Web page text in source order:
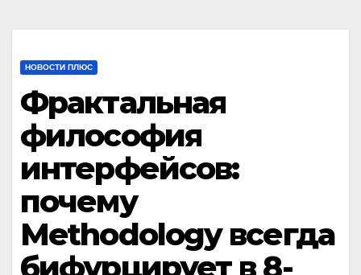
НОВОСТИ ПЛЮС
Фрактальная
философия
интерфейсов:
почему
Methodology всегда
бифурцирует в 8-